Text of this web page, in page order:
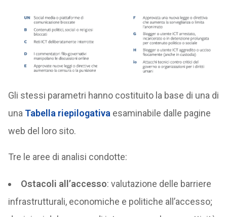
Gli stessi parametri hanno costituito la base di una di
una Tabella riepilogativa esaminabile dalle pagine
web del loro sito.
Tre le aree di analisi condotte:
Ostacoli all’accesso: valutazione delle barriere
infrastrutturali, economiche e politiche all’accesso;